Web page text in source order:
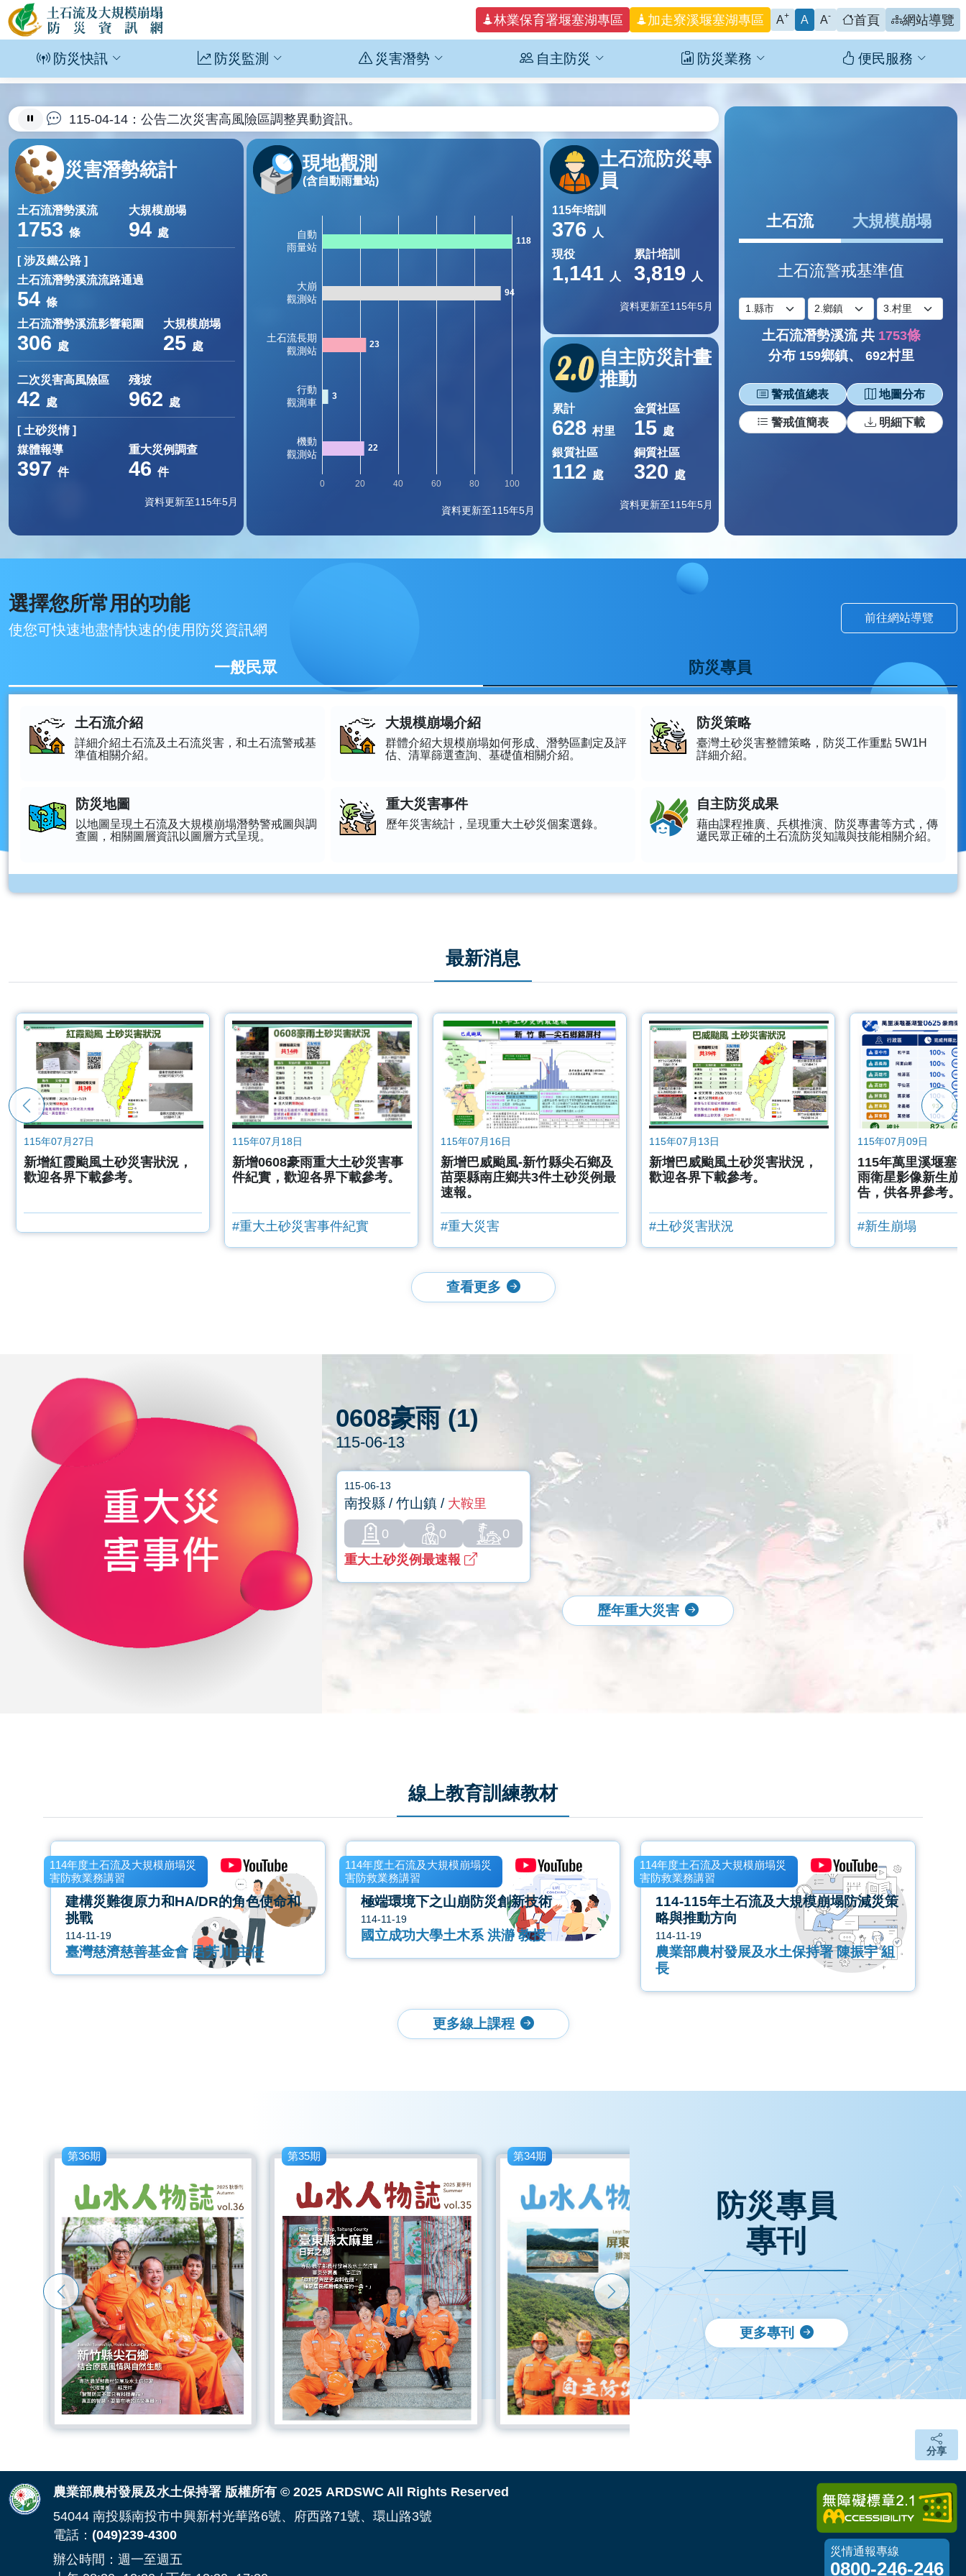
網站主選單
土石流及大規模崩塌防災資訊網
林業保育署堰塞湖專區 加走寮溪堰塞湖專區 A+ A A- 首頁 網站導覽
防災快訊 防災監測 災害潛勢 自主防災 防災業務 便民服務
資訊總覽專區
115-07-27：新增紅霞颱風土砂災害狀況，歡迎各界下載參考。
115-04-14：公告二次災害高風險區調整異動資訊。
115-04-04：新增0404豪雨土砂災害狀況，歡迎各界下載參考。
115-02-09：因應桃園市龜山區文青里於115年3月1日起行政區域調整，「桃市DF010」土石流潛勢溪流原轄區調整後位於文藝里轄內，本系統於2月9日先行
114-10-16：公告114年優質自主防災社區金質、銀質、銅質認證名單，計9處金質社區、31處銀質社區、22處銅質社區。
114-10-03：更新二次災害高風險區42處：經檢討0728豪雨災區，新增高雄市1處二次災害高風險區。
災害潛勢統計
土石流潛勢溪流
1753 條
大規模崩塌
94 處
[ 涉及鐵公路 ]
土石流潛勢溪流流路通過
54 條
土石流潛勢溪流影響範圍
306 處
大規模崩塌
25 處
二次災害高風險區
42 處
殘坡
962 處
[ 土砂災情 ]
媒體報導
397 件
重大災例調查
46 件
資料更新至115年5月
現地觀測
(含自動雨量站)
資料更新至115年5月
土石流防災專
員
115年培訓
376
人
現役
1,141 人
累計培訓
3,819 人
資料更新至115年5月
自主防災計畫
推動
累計
628 村里
金質社區
15 處
銀質社區
112 處
銅質社區
320 處
資料更新至115年5月
土石流警戒
土石流 大規模崩塌
土石流警戒基準值
選擇縣市 選擇鄉鎮 選擇村里
土石流潛勢溪流 共 1753條
分布 159鄉鎮、 692村里
警戒值總表 地圖分布
警戒值簡表 明細下載
首頁推薦選單
選擇您所常用的功能
使您可快速地盡情快速的使用防災資訊網
前往網站導覽
一般民眾 防災專員
土石流介紹
詳細介紹土石流及土石流災害，和土石流警戒基
準值相關介紹。
大規模崩塌介紹
群體介紹大規模崩塌如何形成、潛勢區劃定及評
估、清單篩選查詢、基礎值相關介紹。
防災策略
臺灣土砂災害整體策略，防災工作重點 5W1H
詳細介紹。
防災地圖
以地圖呈現土石流及大規模崩塌潛勢警戒圖與調
查圖，相關圖層資訊以圖層方式呈現。
重大災害事件
歷年災害統計，呈現重大土砂災個案選錄。
自主防災成果
藉由課程推廣、兵棋推演、防災專書等方式，傳
遞民眾正確的土石流防災知識與技能相關介紹。
最新消息
115年07月27日
新增紅霞颱風土砂災害狀況，
歡迎各界下載參考。
115年07月18日
新增0608豪雨重大土砂災害事
件紀實，歡迎各界下載參考。
#重大土砂災害事件紀實
115年07月16日
新增巴威颱風-新竹縣尖石鄉及
苗栗縣南庄鄉共3件土砂災例最
速報。
#重大災害
115年07月13日
新增巴威颱風土砂災害狀況，
歡迎各界下載參考。
#土砂災害狀況
115年07月09日
115年萬里溪堰塞
雨衛星影像新生崩
告，供各界參考。
#新生崩塌
查看更多
0608豪雨 (1)
115-06-13
115-06-13
南投縣 / 竹山鎮 / 大鞍里
0 0
0
重大土砂災例最速報
歷年重大災害
線上教育訓練教材
114年度土石流及大規模崩塌災
害防救業務講習
建構災難復原力和HA/DR的角色使命和
挑戰
114-11-19
臺灣慈濟慈善基金會 呂芳川 主任
114年度土石流及大規模崩塌災
害防救業務講習
極端環境下之山崩防災創新技術
114-11-19
國立成功大學土木系 洪瀞 教授
114年度土石流及大規模崩塌災
害防救業務講習
114-115年土石流及大規模崩塌防減災策
略與推動方向
114-11-19
農業部農村發展及水土保持署 陳振宇 組
長
更多線上課程
第36期 第35期 第34期
防災專員
專刊
更多專刊
頁面頂端
分
分享
農業部農村發展及水土保持署 版權所有 © 2025 ARDSWC All Rights Reserved
54044 南投縣南投市中興新村光華路6號、府西路71號、環山路3號
電話： (049)239-4300
辦公時間：週一至週五
災情通報專線
0800-246-246